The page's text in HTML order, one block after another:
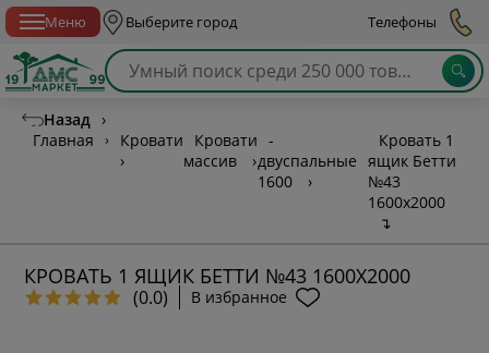
Меню Выберите город Телефоны
Назад ›
Главная
›
Кровати
›
Кровати
массив
›
-
двуспальные
1600
›
Кровать 1
ящик Бетти
№43
1600х2000
↴
КРОВАТЬ 1 ЯЩИК БЕТТИ №43 1600Х2000
(0.0) В избранное